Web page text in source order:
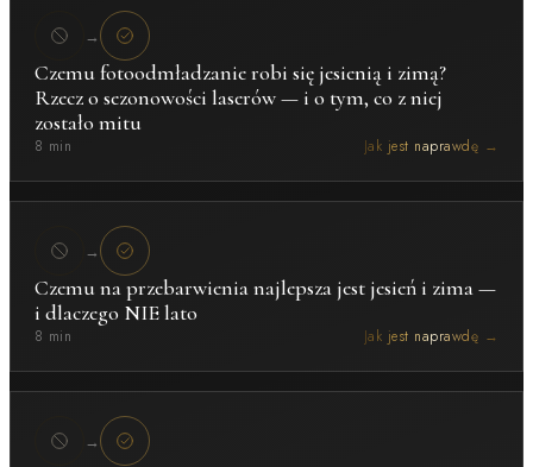
→
Czemu fotoodmładzanie robi się jesienią i zimą?
Rzecz o sezonowości laserów — i o tym, co z niej
zostało mitu
8 min Jak jest naprawdę →
→
Czemu na przebarwienia najlepsza jest jesień i zima —
i dlaczego NIE lato
8 min Jak jest naprawdę →
→